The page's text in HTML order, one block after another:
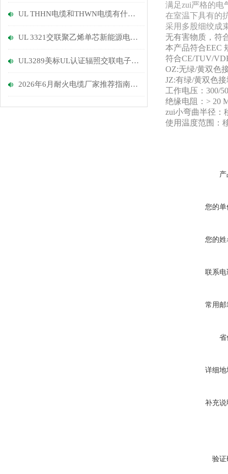
UL THHN电缆和THWN电缆有什么区别?
UL 3321交联聚乙烯单芯新能源电缆的电气性能与安全性分析
UL3289美标UL认证辐照交联电子线的弯曲寿命测试与安装规范
2026年6月耐火电缆厂家推荐指南：建筑上耐火电缆，IEC电力电缆，低烟无卤电缆公司优选！
满足zui严格的电
在室温下具有的
采用多股细绞成
无有害物质，符
本产品符合EEC
符合CE/TUV/
OZ:无绿/黄双色
JZ:有绿/黄双色
工作电压：300/
绝缘电阻：> 20
zui小弯曲半径：
使用温度范围：
您的单
您的姓
联系电
常用邮
省
详细地
补充说
验证